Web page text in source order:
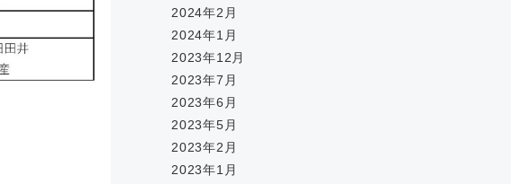
2024年2月
2024年1月
2023年12月
2023年7月
2023年6月
2023年5月
2023年2月
2023年1月